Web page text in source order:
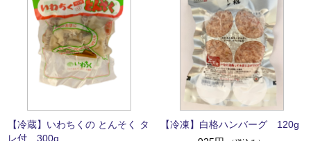
【冷蔵】いわちくの とんそく タ
レ付 300g
【冷凍】白格ハンバーグ 120g